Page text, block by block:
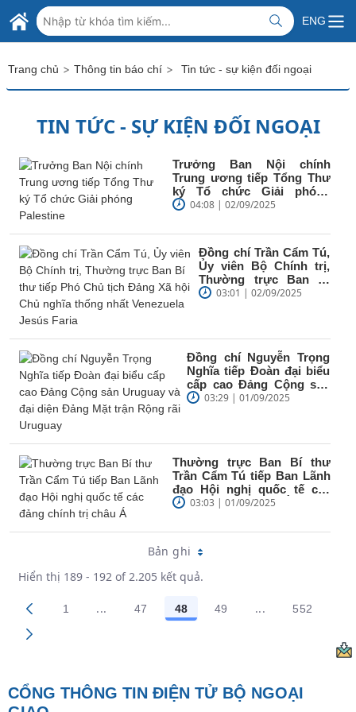
Skip to Main Content
BỘ NGOẠI GIAO VIỆT NAM
MINISTRY OF FOREIGN AFFAIRS
ENG
Trang chủ > Thông tin báo chí > Tin tức - sự kiện đối ngoại
TIN TỨC - SỰ KIỆN ĐỐI NGOẠI
Trưởng Ban Nội chính
Trung ương tiếp Tổng Thư
ký Tổ chức Giải phóng
Palestine
04:08 | 02/09/2025
Đồng chí Trần Cẩm Tú,
Ủy viên Bộ Chính trị,
Thường trực Ban Bí
thư tiếp Phó Chủ tịch
03:01 | 02/09/2025
Đồng chí Nguyễn Trọng
Nghĩa tiếp Đoàn đại biểu
cấp cao Đảng Cộng sản
Uruguay và đại diện Đảng
03:29 | 01/09/2025
Thường trực Ban Bí thư
Trần Cẩm Tú tiếp Ban Lãnh
đạo Hội nghị quốc tế các
đảng chính trị châu Á
03:03 | 01/09/2025
Bản ghi
Hiển thị 189 - 192 of 2.205 kết quả.
Các trang trên cổng
1 ...Trang trung gian Use TAB to navigate.
Các trang trên cổng
47 Các trang trên cổng
48 Các trang trên cổng
49 ...Trang trung
Các
552
CỔNG THÔNG TIN ĐIỆN TỬ BỘ NGOẠI